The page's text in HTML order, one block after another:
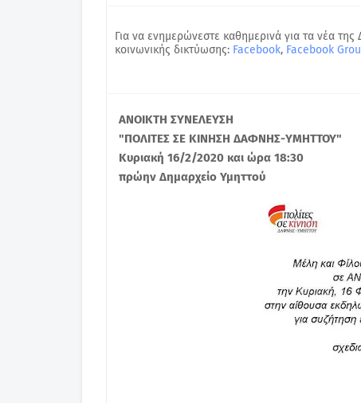
Για να ενημερώνεστε καθημερινά για τα νέα
κοινωνικής δικτύωσης: Facebook, Facebook
ΑΝΟΙΚΤΗ ΣΥΝΕΛΕΥΣΗ
"ΠΟΛΙΤΕΣ ΣΕ ΚΙΝΗΣΗ ΔΑΦΝΗΣ-ΥΜΗΤΤΟΥ"
Κυριακή 16/2/2020 και ώρα 18:30
πρώην Δημαρχείο Υμηττού